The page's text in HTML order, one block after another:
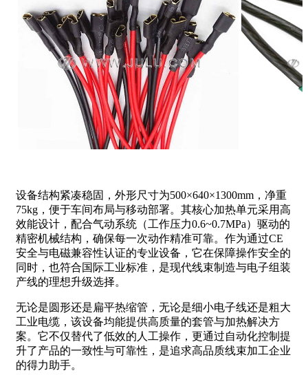
设备结构紧凑稳固，外形尺寸为500×640×1300mm，净重
75kg，便于车间布局与移动部署。其核心加热单元采用高
效能设计，配合气动系统（工作压力0.6~0.7MPa）驱动的
精密机械结构，确保每一次动作精准可靠。作为通过CE
安全与电磁兼容性认证的专业设备，它在保障操作安全的
同时，也符合国际工业标准，是现代线束制造与电子组装
产线的理想升级选择。
无论是圆形还是扁平热缩管，无论是细小电子线还是粗大
工业电缆，该设备均能提供高质量的套管与加热解决方
案。它不仅替代了低效的人工操作，更通过自动化控制提
升了产品的一致性与可靠性，是追求高品质线束加工企业
的得力助手。